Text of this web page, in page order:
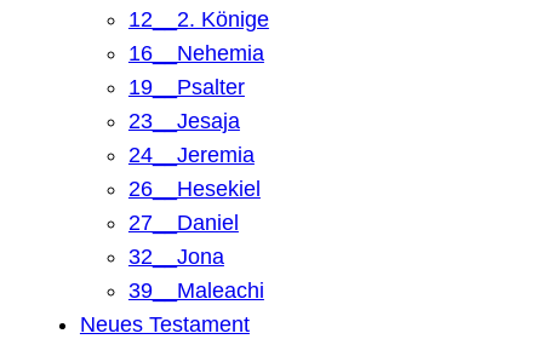
12__2. Könige
16__Nehemia
19__Psalter
23__Jesaja
24__Jeremia
26__Hesekiel
27__Daniel
32__Jona
39__Maleachi
Neues Testament